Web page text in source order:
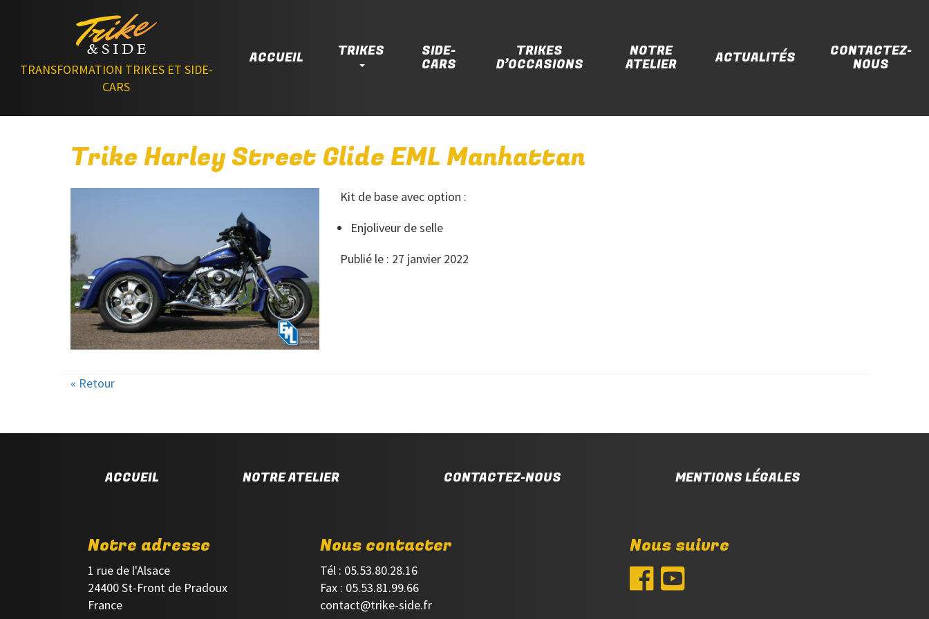
TRANSFORMATION TRIKES ET SIDE-
CARS
ACCUEIL TRIKES SIDE-
CARS
TRIKES
D’OCCASIONS
NOTRE
ATELIER ACTUALITÉS CONTACTEZ-
NOUS
Trike Harley Street Glide EML Manhattan
Kit de base avec option :
Enjoliveur de selle
Publié le : 27 janvier 2022
« Retour
ACCUEIL NOTRE ATELIER CONTACTEZ-NOUS MENTIONS LÉGALES
Notre adresse
1 rue de l'Alsace
24400 St-Front de Pradoux
France
Nous contacter
Tél : 05.53.80.28.16
Fax : 05.53.81.99.66
contact@trike-side.fr
Nous suivre